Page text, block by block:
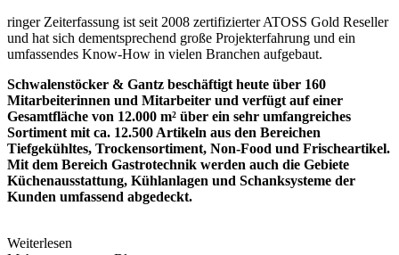
ringer Zeiterfassung ist seit 2008 zertifizierter ATOSS Gold Reseller
und hat sich dementsprechend große Projekterfahrung und ein
umfassendes Know-How in vielen Branchen aufgebaut.
Schwalenstöcker & Gantz beschäftigt heute über 160
Mitarbeiterinnen und Mitarbeiter und verfügt auf einer
Gesamtfläche von 12.000 m² über ein sehr umfangreiches
Sortiment mit ca. 12.500 Artikeln aus den Bereichen
Tiefgekühltes, Trockensortiment, Non-Food und Frischeartikel.
Mit dem Bereich Gastrotechnik werden auch die Gebiete
Küchenausstattung, Kühlanlagen und Schanksysteme der
Kunden umfassend abgedeckt.
Weiterlesen